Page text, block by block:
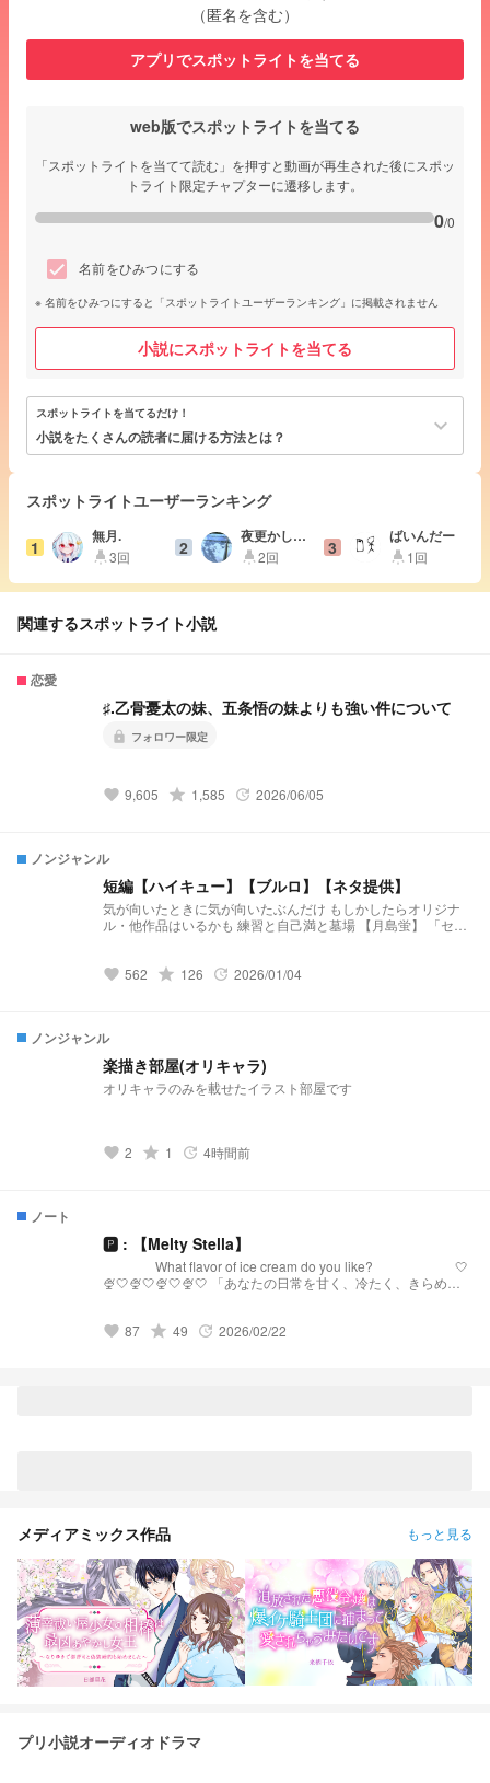
（匿名を含む）
アプリでスポットライトを当てる
web版でスポットライトを当てる
「スポットライトを当てて読む」を押すと動画が再生された後にスポッ
トライト限定チャプターに遷移します。
0/0
名前をひみつにする
名前をひみつにすると「スポットライトユーザーランキング」に掲載されません
小説にスポットライトを当てる
スポットライトを当てるだけ！
小説をたくさんの読者に届ける方法とは？ keyboard_arrow_down
スポットライトユーザーランキング
1
無月.
highlight3回 2
夜更かし注
意報
highlight2回 3
ばいんだー
highlight 1回
関連するスポットライト小説
恋愛
♯.乙骨憂太の妹、五条悟の妹よりも強い件について
lock フォロワー限定
favorite 9,605 grade 1,585 update 2026/06/05
ノンジャンル
短編【ハイキュー】【ブルロ】【ネタ提供】
気が向いたときに気が向いたぶんだけ もしかしたらオリジナ
ル・他作品はいるかも 練習と自己満と墓場 【月島蛍】 「セレ
治】 「先輩、まだ独り身なんすか？(笑)」 小説になりました↓
【白布】 「浮いてた彼女が”浮いて”いた」 小説になりました↓
↓ ↓ https://novel.prcm.jp/novel/wm18GhLSixpJNbKeARoK
【宮侑】(角名) 「ちみけも買ったら男子高校生拾った話」 小説
になりました↓ ↓ ↓
favorite 562 grade 126 update 2026/01/04
ノンジャンル
楽描き部屋(オリキャラ)
オリキャラのみを載せたイラスト部屋です
favorite 2 grade 1 update 4時間前
ノート
🅿︎ : 【Melty Stella】
What flavor of ice cream do you like? 🤍
🍨🤍🍨🤍🍨🤍🍨🤍 「あなたの日常を甘く、冷たく、きらめか
届けるプリチューバ事務所です。 略称:メルステ 事務
favorite 87 grade 49 update 2026/02/22
メディアミックス作品 もっと見る
プリ小説オーディオドラマ